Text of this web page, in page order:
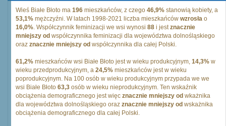
Wieś Białe Błoto ma 196 mieszkańców, z czego 46,9% stanowią kobiety, a
53,1% mężczyźni. W latach 1998-2021 liczba mieszkańców wzrosła o
16,0%. Współczynnik feminizacji we wsi wynosi 88 i jestznacznie
mniejszy od współczynnika feminizacji dla województwa dolnośląskiego
oraz znacznie mniejszy od współczynnika dla całej Polski.
61,2% mieszkańców wsi Białe Błoto jest w wieku produkcyjnym, 14,3% w
wieku przedprodukcyjnym, a 24,5% mieszkańców jest w wieku
poprodukcyjnym. Na 100 osób w wieku produkcyjnym przypada we we
wsi Białe Błoto 63,3 osób w wieku nieprodukcyjnym. Ten wskaźnik
obciążenia demograficznego jest więc znacznie mniejszy od wkażnika
dla województwa dolnośląskiego oraz znacznie mniejszy od wskażnika
obciążenia demograficznego dla całej Polski.